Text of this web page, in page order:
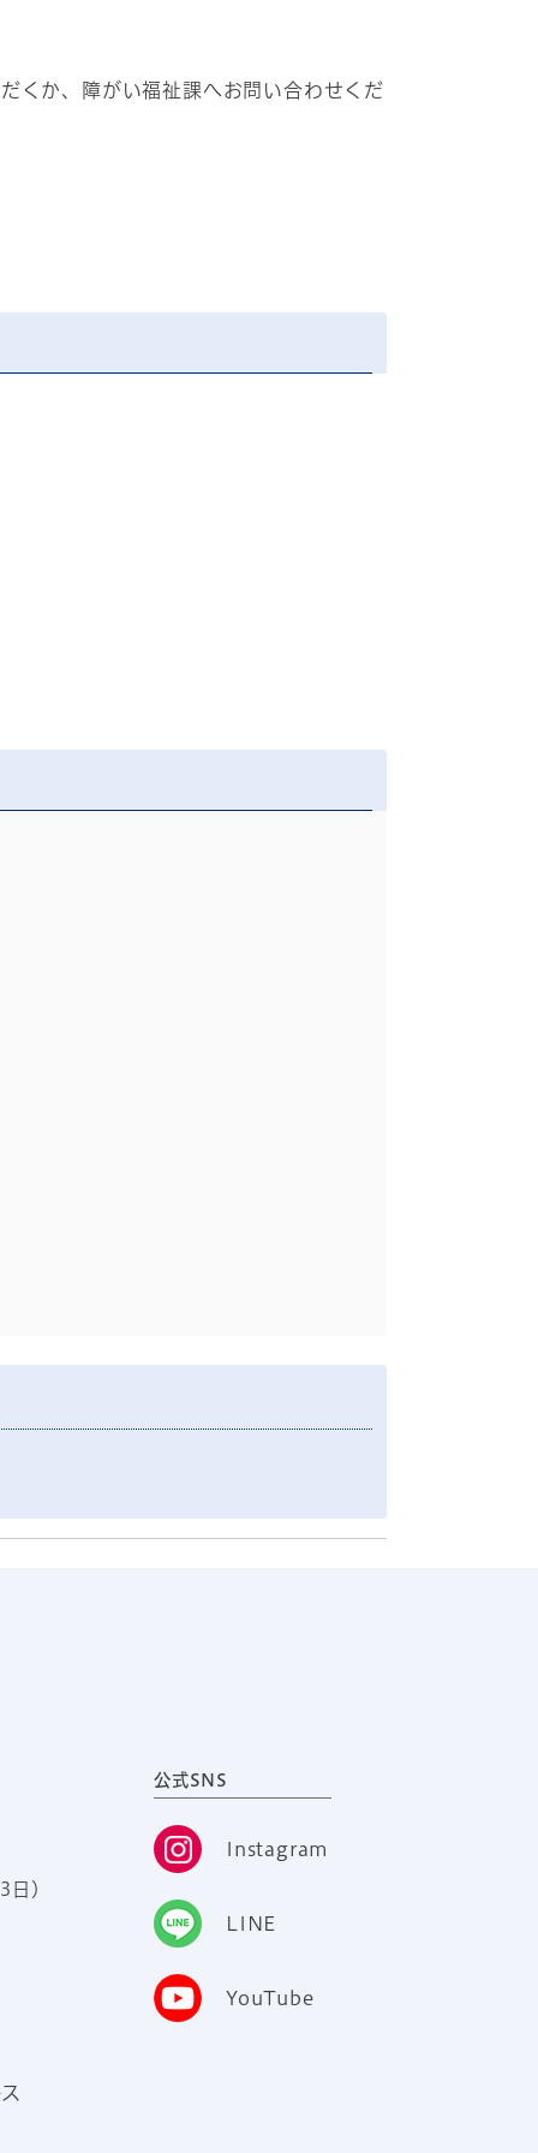
くか、障がい福祉課へお問い合わせくだ
）
公式SNS
Instagram
LINE
YouTube